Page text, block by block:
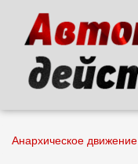
основному
содержанию
Анархическое движение